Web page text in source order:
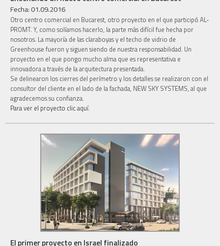
Fecha: 01.09.2016
Otro centro comercial en Bucarest, otro proyecto en el que participó AL-
PROMT. Y, como solíamos hacerlo, la parte más difícil fue hecha por
nosotros. La mayoría de las claraboyas y el techo de vidrio de
Greenhouse fueron y siguen siendo de nuestra responsabilidad. Un
proyecto en el que pongo mucho alma que es representativa e
innovadora a través de la arquitectura presentada.
Se delinearon los cierres del perímetro y los detalles se realizaron con el
consultor del cliente en el lado de la fachada, NEW SKY SYSTEMS, al que
agradecemos su confianza.
Para ver el proyecto clic aquí.
El primer proyecto en Israel finalizado